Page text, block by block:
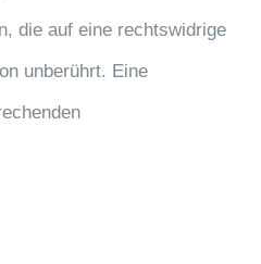
die auf eine rechtswidrige
unberührt. Eine